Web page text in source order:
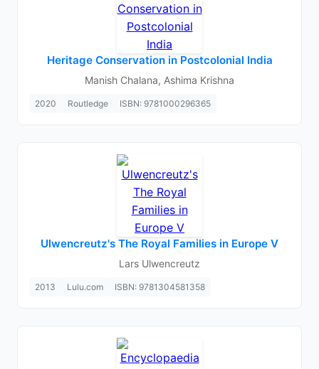
Heritage Conservation in Postcolonial India
Manish Chalana, Ashima Krishna
2020 Routledge ISBN: 9781000296365
Ulwencreutz's The Royal Families in Europe V
Lars Ulwencreutz
2013 Lulu.com ISBN: 9781304581358